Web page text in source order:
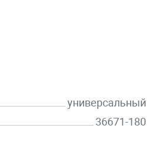
универсальный
36671-180